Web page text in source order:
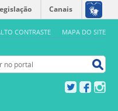
CONTRASTE MAPA DO SITE
Canais
portal
TwitterFacebook